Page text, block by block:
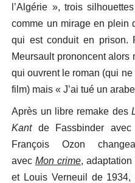
l’Algérie », trois
comme un mirage en plein
qui est conduit en prison.
Meursault prononcent alors
qui ouvrent le roman (qui
film) mais « J’ai tué un
Après un libre remake des
Kant de Fassbinder
François Ozon
avecMon crime, adaptation
et Louis Verneuil de